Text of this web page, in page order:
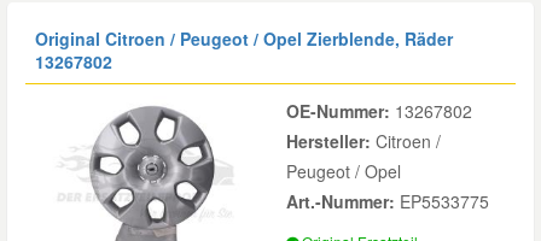
Original Citroen / Peugeot / Opel Zierblende, Räder
13267802
OE-Nummer: 13267802
Hersteller: Citroen /
Peugeot / Opel
Art.-Nummer: EP5533775